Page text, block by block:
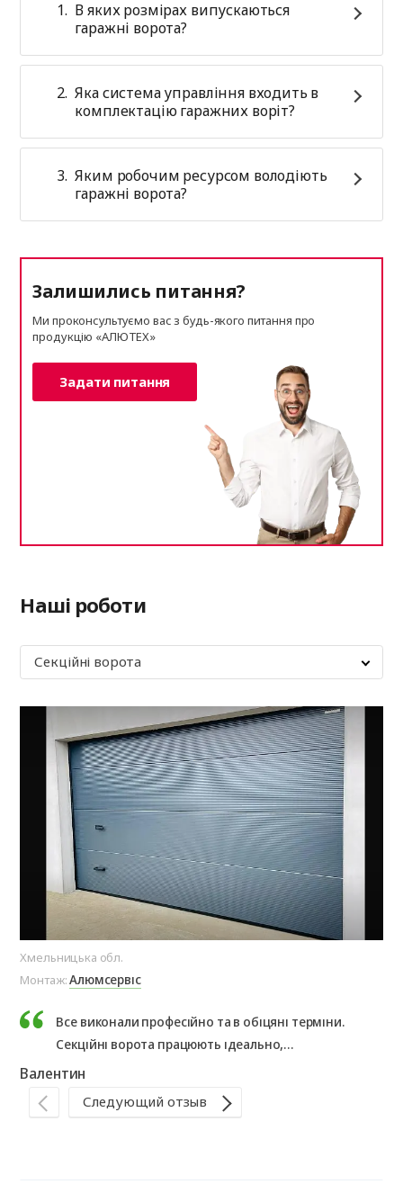
В яких розмірах випускаються
гаражні ворота?
Яка система управління входить в
комплектацію гаражних воріт?
Яким робочим ресурсом володіють
гаражні ворота?
Залишились питання?
Ми проконсультуємо вас з будь-якого питання про
продукцію «АЛЮТЕХ»
Задати питання
Наші роботи
Секційні ворота
Хмельницька обл.
Монтаж:Алюмсервіс
Все виконали професійно та в обіцяні терміни.
Секційні ворота працюють ідеально,
Валентин
Следующий отзыв